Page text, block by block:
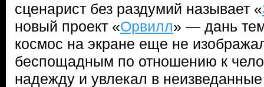
сценарист без раздумий называет «
новый проект «Орвилл» — дань
космос на экране еще не
беспощадным по отношению к
надежду и увлекал в